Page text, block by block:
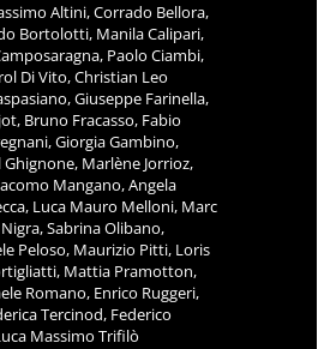
Altini, Corrado Bellora,
Bortolotti, Manila Calipari,
Paolo Ciambi,
Di Vito, Christian Leo
Giuseppe Farinella,
Bruno Fracasso, Fabio
Giorgia Gambino,
Marlène Jorrioz,
Mangano, Angela
Luca Mauro Melloni, Marc
Sabrina Olibano,
Peloso, Maurizio Pitti, Loris
Mattia Pramotton,
Romano, Enrico Ruggeri,
Tercinod, Federico
Massimo Trifilò